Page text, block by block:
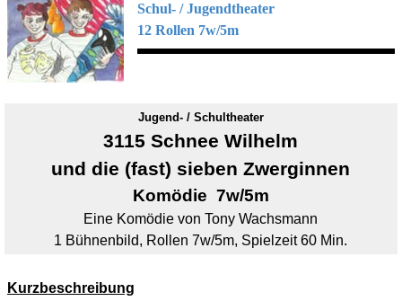
Schul- / Jugendtheater
12 Rollen 7w/5m
Jugend- / Schultheater
3115 Schnee Wilhelm
und die (fast) sieben Zwerginnen
Komödie 7w/5m
Eine Komödie von Tony Wachsmann
1 Bühnenbild, Rollen 7w/5m, Spielzeit 60 Min.
Kurzbeschreibung